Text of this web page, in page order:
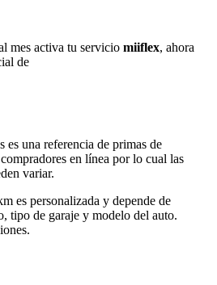
mes activa tu servicio miiflex, ahora
de
una referencia de primas de
en línea por lo cual las
variar.
es personalizada y depende de
tipo de garaje y modelo del auto.